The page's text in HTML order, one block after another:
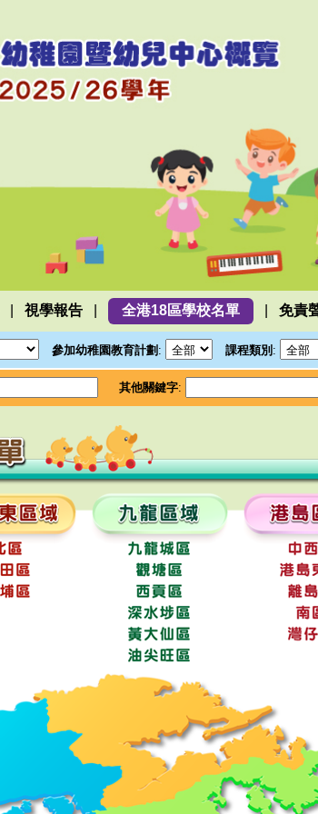
視學報告 全港18區學校名單 免責
參加幼稚園教育計劃 : 課程類別 :
其他關鍵字: